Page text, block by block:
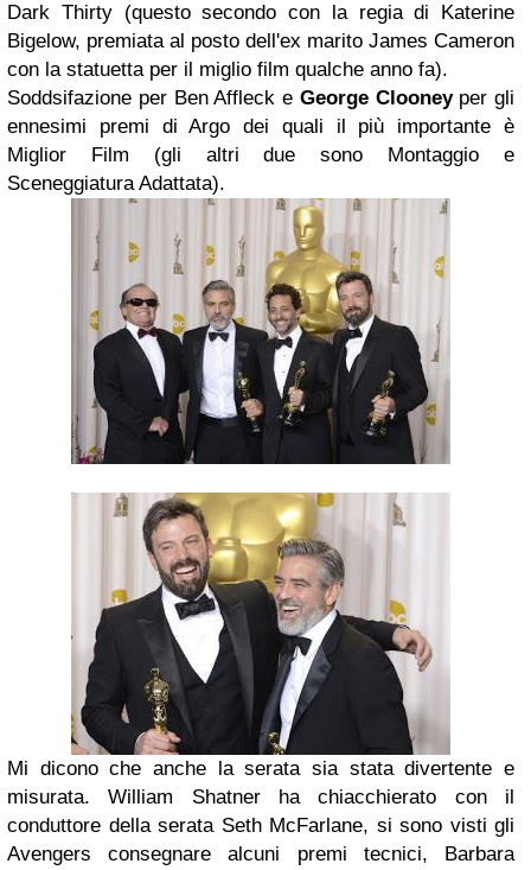
Dark Thirty (questo secondo con la regia di Katerine
Bigelow, premiata al posto dell'ex marito James Cameron
con la statuetta per il miglio film qualche anno fa).
Soddsifazione per Ben Affleck e George Clooneyper gli
ennesimi premi di Argo dei quali il più importante è
Miglior Film (gli altri due sono Montaggio e
Sceneggiatura Adattata).
Mi dicono che anche la serata sia stata divertente e
misurata. William Shatner ha chiacchierato con il
conduttore della serata Seth McFarlane, si sono visti gli
Avengers consegnare alcuni premi tecnici, Barbara